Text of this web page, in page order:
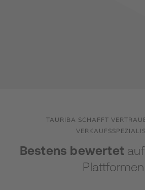
TAURIBA SCHAFFT
Bestens bewertet
Plattformen